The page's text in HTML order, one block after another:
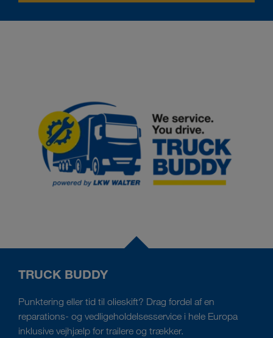
TRUCK BUDDY
Punktering eller tid til olieskift? Drag fordel af en
reparations- og vedligeholdelsesservice i hele Europa
inklusive vejhjælp for trailere og trækker.